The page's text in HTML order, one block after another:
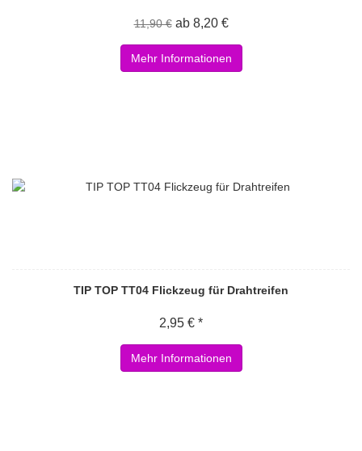
11,90 € ab 8,20 €
Mehr Informationen
TIP TOP TT04 Flickzeug für Drahtreifen
2,95 € *
Mehr Informationen